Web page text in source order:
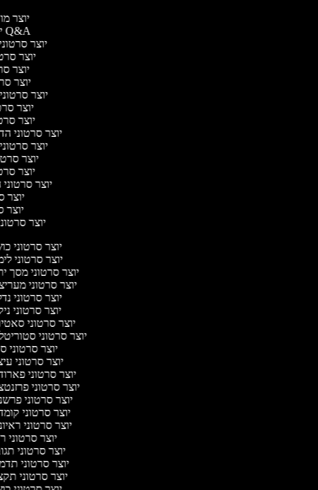
יוצר
יוצר סרטוני Q&A
יוצר
יוצר
יוצר
יוצר
יוצר
יוצר
יוצר
יוצר סרטוני
יוצר
יוצר
יוצר
יוצר
יוצר
יוצר
יוצר
יוצר סרטוני
יוצר סרטוני
יוצר סרטוני מסך
יוצר סרטוני
יוצר סרטוני
יוצר סרטוני
יוצר סרטוני
יוצר סרטוני
יוצר סרטוני
יוצר סרטוני
יוצר סרטוני
יוצר סרטוני
יוצר סרטוני
יוצר סרטוני
יוצר סרטוני
יוצר סרטוני
יוצר סרטוני
יוצר סרטוני
יוצר סרטוני